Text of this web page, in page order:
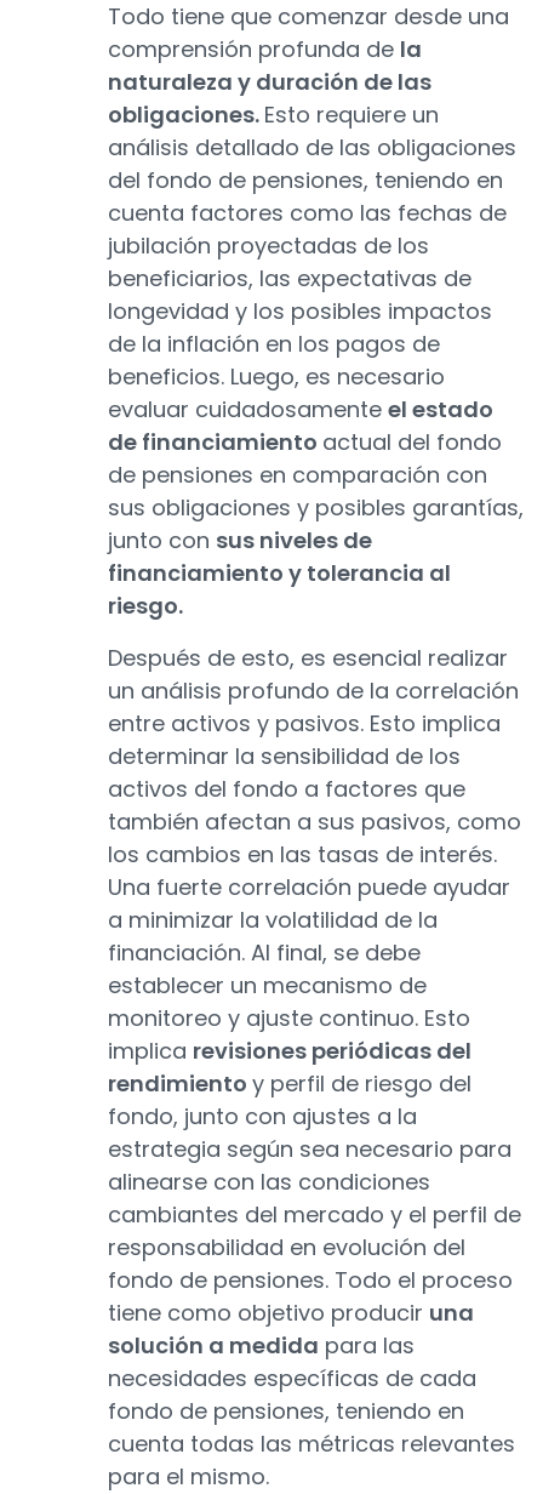
Todo tiene que comenzar desde una
comprensión profunda de la
naturaleza y duración de las
obligaciones. Esto requiere un
análisis detallado de las obligaciones
del fondo de pensiones, teniendo en
cuenta factores como las fechas de
jubilación proyectadas de los
beneficiarios, las expectativas de
longevidad y los posibles impactos
de la inflación en los pagos de
beneficios. Luego, es necesario
evaluar cuidadosamente el estado
de financiamiento actual del fondo
de pensiones en comparación con
sus obligaciones y posibles garantías,
junto con sus niveles de
financiamiento y tolerancia al
riesgo.
Después de esto, es esencial realizar
un análisis profundo de la correlación
entre activos y pasivos. Esto implica
determinar la sensibilidad de los
activos del fondo a factores que
también afectan a sus pasivos, como
los cambios en las tasas de interés.
Una fuerte correlación puede ayudar
a minimizar la volatilidad de la
financiación. Al final, se debe
establecer un mecanismo de
monitoreo y ajuste continuo. Esto
implica revisiones periódicas del
rendimiento y perfil de riesgo del
fondo, junto con ajustes a la
estrategia según sea necesario para
alinearse con las condiciones
cambiantes del mercado y el perfil de
responsabilidad en evolución del
fondo de pensiones. Todo el proceso
tiene como objetivo producir una
solución a medida para las
necesidades específicas de cada
fondo de pensiones, teniendo en
cuenta todas las métricas relevantes
para el mismo.